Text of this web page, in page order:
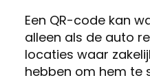
Een QR-code kan
alleen als de auto
locaties waar
hebben om hem te